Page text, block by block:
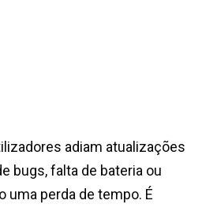
adiam atualizações
bugs, falta de bateria ou
uma perda de tempo. É